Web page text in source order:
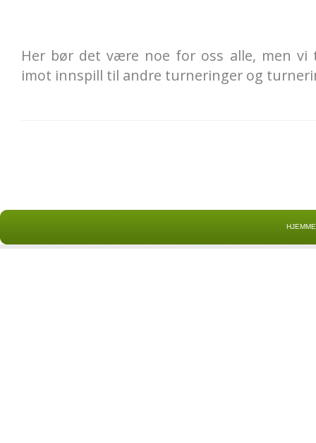
Her bør det være noe for oss alle, men vi
imot innspill til andre turneringer og